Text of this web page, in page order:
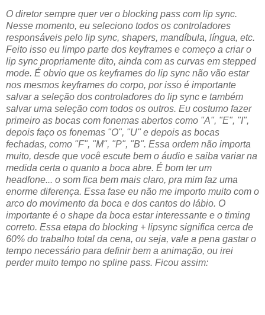
O diretor sempre quer ver o blocking pass com lip sync.
Nesse momento, eu seleciono todos os controladores
responsáveis pelo lip sync, shapers, mandíbula, língua, etc.
Feito isso eu limpo parte dos keyframes e começo a criar o
lip sync propriamente dito, ainda com as curvas em stepped
mode. É obvio que os keyframes do lip sync não vão estar
nos mesmos keyframes do corpo, por isso é importante
salvar a seleção dos controladores do lip sync e também
salvar uma seleção com todos os outros. Eu costumo fazer
primeiro as bocas com fonemas abertos como "A", "E", "I",
depois faço os fonemas "O", "U" e depois as bocas
fechadas, como "F", "M", "P", "B". Essa ordem não importa
muito, desde que você escute bem o áudio e saiba variar na
medida certa o quanto a boca abre. É bom ter um
headfone... o som fica bem mais claro, pra mim faz uma
enorme diferença. Essa fase eu não me importo muito com o
arco do movimento da boca e dos cantos do lábio. O
importante é o shape da boca estar interessante e o timing
correto. Essa etapa do blocking + lipsync significa cerca de
60% do trabalho total da cena, ou seja, vale a pena gastar o
tempo necessário para definir bem a animação, ou irei
perder muito tempo no spline pass. Ficou assim: